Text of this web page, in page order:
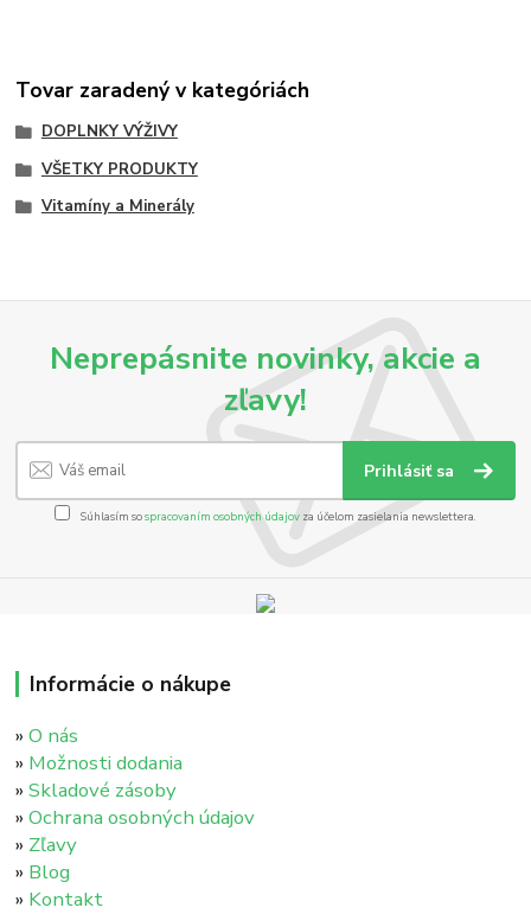
Tovar zaradený v kategóriách
DOPLNKY VÝŽIVY
VŠETKY PRODUKTY
Vitamíny a Minerály
Neprepásnite novinky, akcie a
zľavy!
Prihlásiť sa
Súhlasím sospracovaním osobných údajov za účelom zasielania newslettera.
Informácie o nákupe
»O nás
» Možnosti dodania
»Skladové zásoby
»Ochrana osobných údajov
» Zľavy
» Blog
» Kontakt